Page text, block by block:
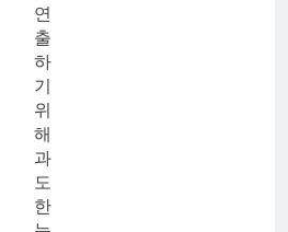
연
출
하
기
위
해
과
도
한